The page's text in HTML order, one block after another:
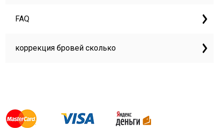
FAQ
коррекция бровей сколько